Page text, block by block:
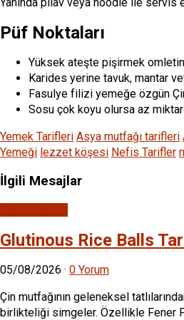
Püf Noktaları
Yüksek ateşte pişirmek omletin
Karides yerine tavuk, mantar
Fasulye filizi yemeğe özgün
Sosu çok koyu olursa az
Yemek Tarifleri Asya mutfağı tarifleri
Yemeği lezzet köşesi Nefis Tarifler
İlgili Mesajlar
Glutinous Rice Balls
05/08/2026 · 0 Yorum
Çin mutfağının geleneksel
birlikteliği simgeler. Özellikle Fener